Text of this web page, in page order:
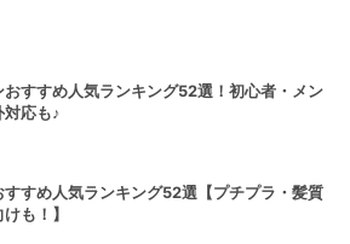
おすすめ人気ランキング52選！初心者・メン
対応も♪
すすめ人気ランキング52選【プチプラ・髪質
も！】